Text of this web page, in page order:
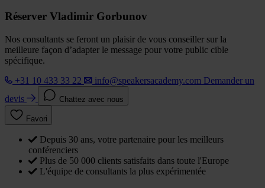
Réserver Vladimir Gorbunov
Nos consultants se feront un plaisir de vous conseiller sur la
meilleure façon d’adapter le message pour votre public cible
spécifique.
+31 10 433 33 22
info@speakersacademy.com Demander un
devis
Chattez avec nous
Favori
Depuis 30 ans, votre partenaire pour les meilleurs
conférenciers
Plus de 50 000 clients satisfaits dans toute l'Europe
L'équipe de consultants la plus expérimentée